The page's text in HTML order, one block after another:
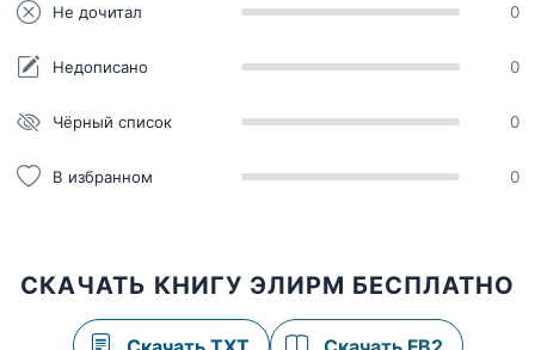
Не дочитал 0
Недописано 0
Чёрный список 0
В избранном 0
СКАЧАТЬ КНИГУ ЭЛИРМ БЕСПЛАТНО